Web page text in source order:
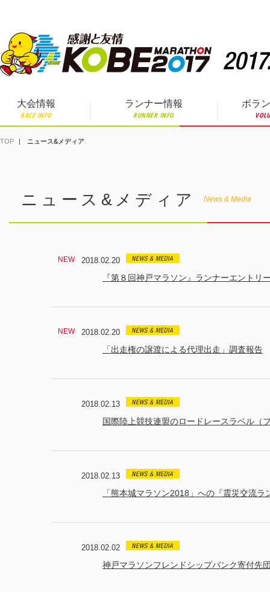
す。
大会情報
RACE INFO
ランナー情報
RUNNER INFO
ボラ
TOP ニュース&メディア
ニュース&メディア News & Media
2018.02.20
『第８回神戸マラソン』ランナーエントリ
2018.02.20
「出走権の譲渡による代理出走」調査報告
2018.02.13
国際陸上競技連盟のロードレースラベル（
2018.02.13
「熊本城マラソン2018」への『震災交流
2018.02.02
神戸マラソンフレンドシップバンク寄付先